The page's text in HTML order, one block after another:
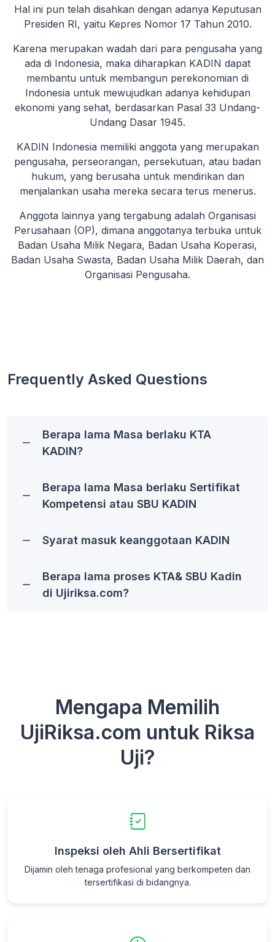
Hal ini pun telah disahkan dengan adanya Keputusan
Presiden RI, yaitu Kepres Nomor 17 Tahun 2010.
Karena merupakan wadah dari para pengusaha yang
ada di Indonesia, maka diharapkan KADIN dapat
membantu untuk membangun perekonomian di
Indonesia untuk mewujudkan adanya kehidupan
ekonomi yang sehat, berdasarkan Pasal 33 Undang-
Undang Dasar 1945.
KADIN Indonesia memiliki anggota yang merupakan
pengusaha, perseorangan, persekutuan, atau badan
hukum, yang berusaha untuk mendirikan dan
menjalankan usaha mereka secara terus menerus.
Anggota lainnya yang tergabung adalah Organisasi
Perusahaan (OP), dimana anggotanya terbuka untuk
Badan Usaha Milik Negara, Badan Usaha Koperasi,
Badan Usaha Swasta, Badan Usaha Milik Daerah, dan
Organisasi Pengusaha.
Frequently Asked Questions
Berapa lama Masa berlaku KTA
KADIN?
Berapa lama Masa berlaku Sertifikat
Kompetensi atau SBU KADIN
Syarat masuk keanggotaan KADIN
Berapa lama proses KTA& SBU Kadin
di Ujiriksa.com?
Mengapa Memilih
UjiRiksa.com untuk Riksa
Uji?
Inspeksi oleh Ahli Bersertifikat
Dijamin oleh tenaga profesional yang berkompeten dan
tersertifikasi di bidangnya.